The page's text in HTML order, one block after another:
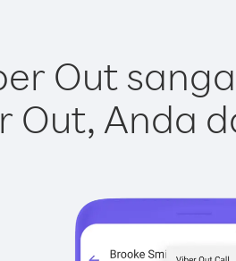
Out
Out, Anda